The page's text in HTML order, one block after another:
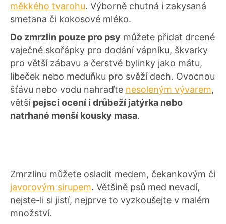
měkkého tvarohu. Výborně chutná i zakysaná
smetana či kokosové mléko.
Do zmrzlin pouze pro psy můžete přidat drcené
vaječné skořápky pro dodání vápníku, škvarky
pro větší zábavu a čerstvé bylinky jako mátu,
libeček nebo meduňku pro svěží dech. Ovocnou
šťávu nebo vodu nahraďte nesoleným vývarem,
větší pejsci ocení i drůbeží jatýrka nebo
natrhané menší kousky masa.
Zmrzlinu můžete osladit medem, čekankovým či
javorovým sirupem. Většině psů med nevadí,
nejste-li si jistí, nejprve to vyzkoušejte v malém
množství.